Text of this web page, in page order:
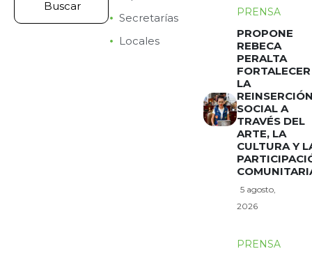
Secretarías
Locales
PRENSA
PROPONE
REBECA
PERALTA
FORTALECER
LA
SOCIAL A
TRAVÉS DEL
ARTE, LA
CULTURA Y
5 agosto,
2026
PRENSA